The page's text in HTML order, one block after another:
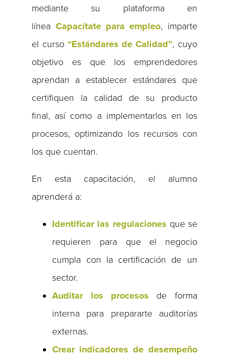
mediante su plataforma en
línea Capacítate para empleo, imparte
el curso “Estándares de Calidad”, cuyo
objetivo es que los emprendedores
aprendan a establecer estándares que
certifiquen la calidad de su producto
final, así como a implementarlos en los
procesos, optimizando los recursos con
los que cuentan.
En esta capacitación, el alumno
aprenderá a:
Identificar las regulaciones que se
requieren para que el negocio
cumpla con la certificación de un
sector.
Auditar los procesos de forma
interna para prepararte auditorías
externas.
Crear indicadores de desempeño